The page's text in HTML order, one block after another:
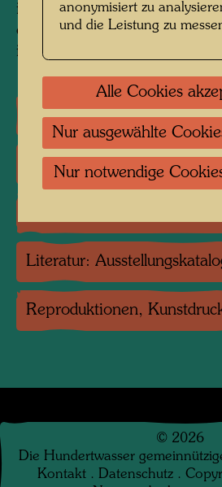
in Milan in February, 1955
erroneously used in the
instead of 699
Einzelausstellungen
Gruppenausstellungen
Literatur:
Reproduktionen,
© 2026
Die Hundertwasser
Kontakt . Datenschutz .
anonymisiert zu
und die Leistung zu
Alle Cookies
Nur ausgewählte
Nur notwendige